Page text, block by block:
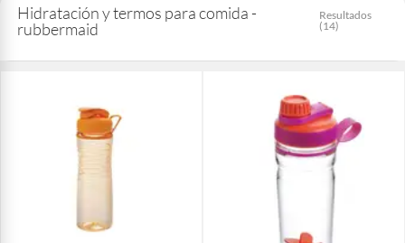
Hidratación y termos para comida -
rubbermaid
Resultados
(14)